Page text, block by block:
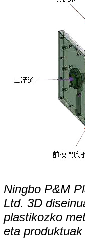
Ningbo P&M
Ltd. 3D
plastikozko
eta